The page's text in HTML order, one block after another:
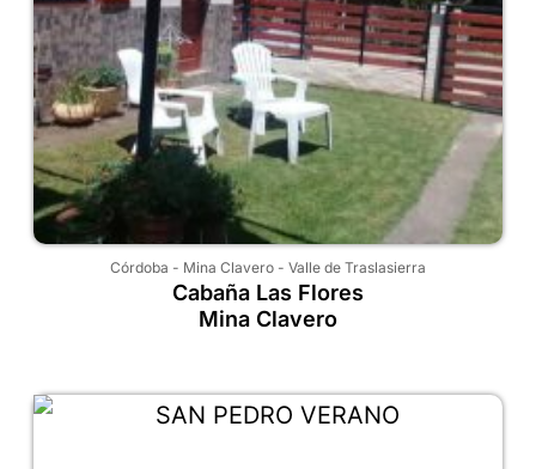
Córdoba - Mina Clavero - Valle de Traslasierra
Cabaña Las Flores
Mina Clavero